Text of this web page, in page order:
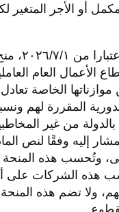
أو الأجر
وتضمن
الأعمال العام
الخاصة
المقررة لهم
بالدولة من غير
إليه وفقًا لنص
وتُحسب هذه المنحة
هذه الشركات على
ولا تضم هذه